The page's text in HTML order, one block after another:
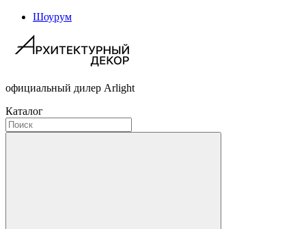
Шоурум
официальный дилер Arlight
Каталог